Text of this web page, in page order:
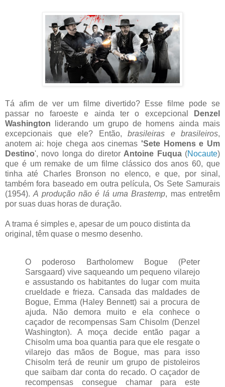
Tá afim de ver um filme divertido? Esse filme pode se
passar no faroeste e ainda ter o excepcional
Denzel
Washington liderando um grupo de homens ainda mais
excepcionais que ele? Então, brasileiras e brasileiros,
anotem ai: hoje chega aos cinemas 'Sete Homens e Um
Destino', novo longa do diretor Antoine Fuqua(Nocaute)
que é um remake de um filme clássico dos anos 60, que
tinha até Charles Bronson no elenco, e que, por sinal,
também fora baseado em outra película, Os Sete Samurais
(1954).A produção não é lá uma Brastemp, mas entretêm
por suas duas horas de duração.
A trama é simples e, apesar de um pouco distinta da
original, têm quase o mesmo desenho.
O poderoso Bartholomew Bogue (Peter
Sarsgaard) vive saqueando um pequeno vilarejo
e assustando os habitantes do lugar com muita
crueldade e frieza. Cansada das maldades de
Bogue, Emma (Haley Bennett) sai a procura de
ajuda. Não demora muito e ela conhece o
caçador de recompensas Sam Chisolm (Denzel
Washington). A moça decide então pagar a
Chisolm uma boa quantia para que ele resgate o
vilarejo das mãos de Bogue, mas para isso
Chisolm terá de reunir um grupo de pistoleiros
que saibam dar conta do recado. O caçador de
recompensas consegue chamar para este